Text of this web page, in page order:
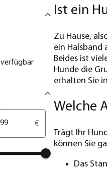
verfügbar
€
Ist ein
Zu Hause,
ein Halsband
Beides ist
Hunde die
erhalten Sie
Welche
Trägt Ihr
können Sie
Das